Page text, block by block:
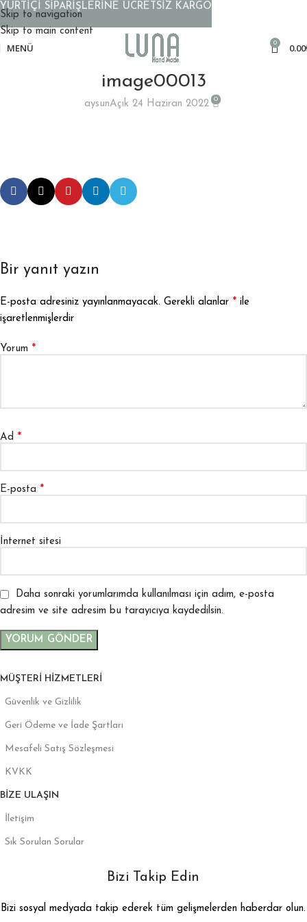
Skip to navigation
Skip to main content
MENÜ 0 0.00
image00013
aysunAçık 24 Haziran 2022 0
Bir yanıt yazın
E-posta adresiniz yayınlanmayacak. Gerekli alanlar * ile
işaretlenmişlerdir
Yorum *
Ad *
E-posta *
İnternet sitesi
Daha sonraki yorumlarımda kullanılması için adım, e-posta
adresim ve site adresim bu tarayıcıya kaydedilsin.
MÜŞTERI HIZMETLERI
Güvenlik ve Gizlilik
Geri Ödeme ve İade Şartları
Mesafeli Satış Sözleşmesi
KVKK
BIZE ULAŞIN
İletişim
Sık Sorulan Sorular
Bizi Takip Edin
Bizi sosyal medyada takip ederek tüm gelişmelerden haberdar olun.
YURTİÇİ SİPARİŞLERİNE ÜCRETSİZ KARGO